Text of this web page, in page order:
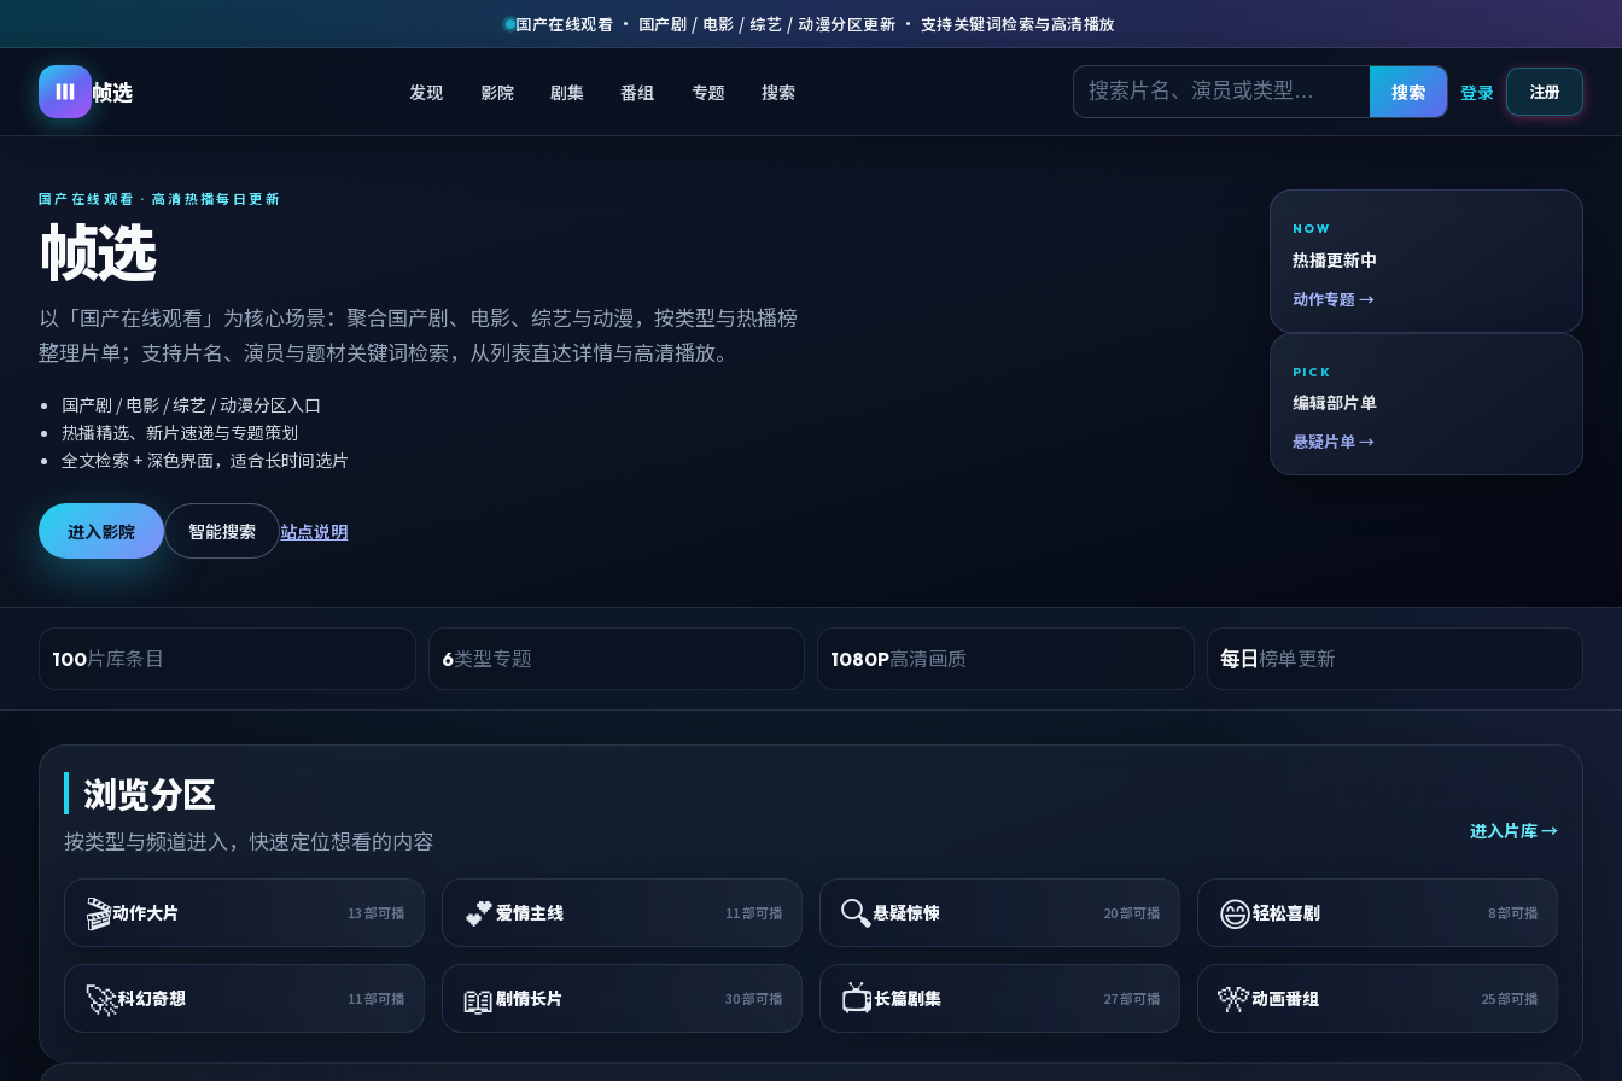
国产在线观看 · 国产剧 / 电影 / 综艺 / 动漫分区更新 · 支持关键词检索与高清播放
帧选 发现 影院 剧集 番组 专题 搜索 搜索 登录 注册
国产在线观看 · 高清热播每日更新
帧选
以「国产在线观看」为核心场景：聚合国产剧、电影、综艺与动漫，按类型与热播榜
整理片单；支持片名、演员与题材关键词检索，从列表直达详情与高清播放。
国产剧 / 电影 / 综艺 / 动漫分区入口
热播精选、新片速递与专题策划
全文检索 + 深色界面，适合长时间选片
进入影院 智能搜索 站点说明
NOW
热播更新中
动作专题 →
PICK
编辑部片单
悬疑片单 →
100片库条目 6类型专题 1080P高清画质 每日榜单更新
浏览分区
按类型与频道进入，快速定位想看的内容 进入片库 →
🎬动作大片 13部可播 💕爱情主线 11 部可播 🔍悬疑惊悚 20部可播 😄轻松喜剧 8部可播
🚀科幻奇想 11 部可播 📖剧情长片 30部可播 📺长篇剧集 27部可播 🎌动画番组 25部可播